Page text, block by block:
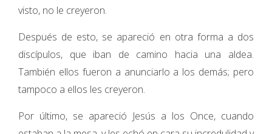
visto, no le creyeron.
Después de esto, se apareció en otra forma a dos
discípulos, que iban de camino hacia una aldea.
También ellos fueron a anunciarlo a los demás; pero
tampoco a ellos les creyeron.
Por último, se apareció Jesús a los Once, cuando